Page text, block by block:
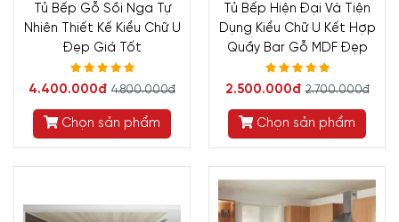
Tủ Bếp Gỗ Sồi Nga Tự
Nhiên Thiết Kế Kiểu Chữ U
Đẹp Giá Tốt
4.400.000đ 4.800.000đ
Chọn sản phẩm
Tủ Bếp Hiện Đại Và Tiện
Dụng Kiểu Chữ U Kết Hợp
Quầy Bar Gỗ MDF Đẹp
2.500.000đ 2.700.000đ
Chọn sản phẩm